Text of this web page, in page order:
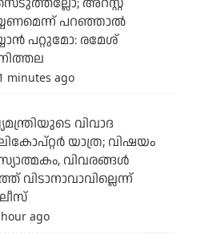
പറഞ്ഞാല്‍
പറ്റുമോ: രമേശ്
minutes ago
വിവാദ
യാത്ര; വിഷയം
വിവരങ്ങള്‍
വിടാനാവാവില്ലെന്ന്
ago